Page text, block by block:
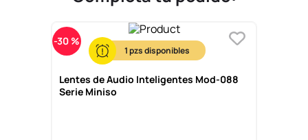
-30 %
1
Lentes de Audio Inteligentes Mod-088
Serie Miniso